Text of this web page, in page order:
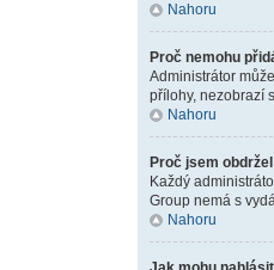
Nahoru
Proč nemohu
Administrátor
přílohy, nezobrazí
Nahoru
Proč jsem
Každý
Group nemá s
Nahoru